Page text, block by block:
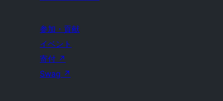
参加・貢献
イベント
寄付 ↗
Swag ↗